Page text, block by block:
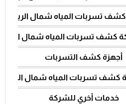
تسربات المياه شمال الرياض
تسربات المياه شمال
أجهزة كشف التسربات
كشف تسربات المياه شمال
خدمات أخري للشركة